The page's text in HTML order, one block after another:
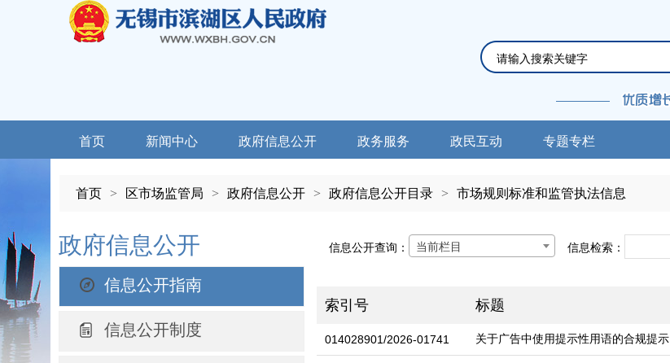
首页 新闻中心 政府信息公开 政务服务 政民互动 专题专栏
首页 > 区市场监管局 > 政府信息公开 > 政府信息公开目录 > 市场规则标准和监管执法信息
政府信息公开
信息公开指南
信息公开制度
信息公开查询： 当前栏目 信息检索：
索引号 标题
014028901/2026-01741 关于广告中使用提示性用语的合规提示